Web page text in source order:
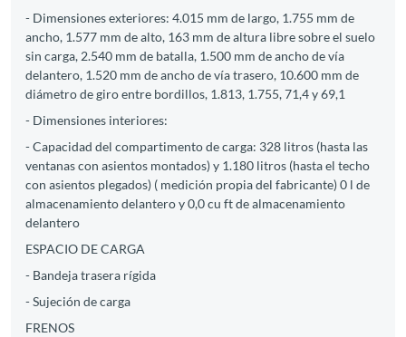
- Dimensiones exteriores: 4.015 mm de largo, 1.755 mm de
ancho, 1.577 mm de alto, 163 mm de altura libre sobre el suelo
sin carga, 2.540 mm de batalla, 1.500 mm de ancho de vía
delantero, 1.520 mm de ancho de vía trasero, 10.600 mm de
diámetro de giro entre bordillos, 1.813, 1.755, 71,4 y 69,1
- Dimensiones interiores:
- Capacidad del compartimento de carga: 328 litros (hasta las
ventanas con asientos montados) y 1.180 litros (hasta el techo
con asientos plegados) ( medición propia del fabricante) 0 l de
almacenamiento delantero y 0,0 cu ft de almacenamiento
delantero
ESPACIO DE CARGA
- Bandeja trasera rígida
- Sujeción de carga
FRENOS